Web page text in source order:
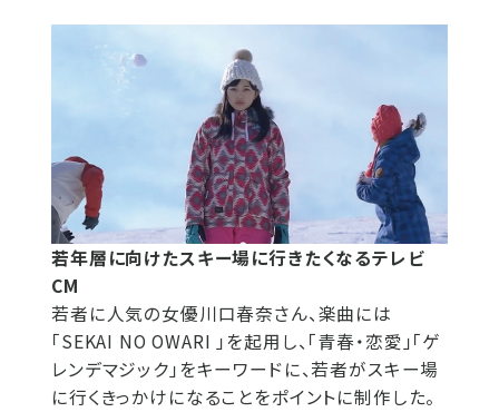
若年層に向けたスキー場に行きたくなるテレビ
CM
若者に人気の女優川口春奈さん、楽曲には
「SEKAI NO OWARI 」を起用し、「青春・恋愛」「ゲ
レンデマジック」をキーワードに、若者がスキー場
に行くきっかけになることをポイントに制作した。